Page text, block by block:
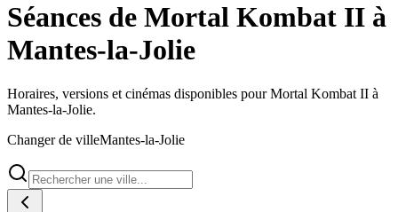
Séances de Mortal Kombat II à
Mantes-la-Jolie
Horaires, versions et cinémas disponibles pour Mortal Kombat II à
Mantes-la-Jolie.
Changer de villeMantes-la-Jolie